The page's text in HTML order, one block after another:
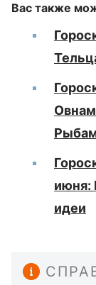
Вас также
июня:
идеи